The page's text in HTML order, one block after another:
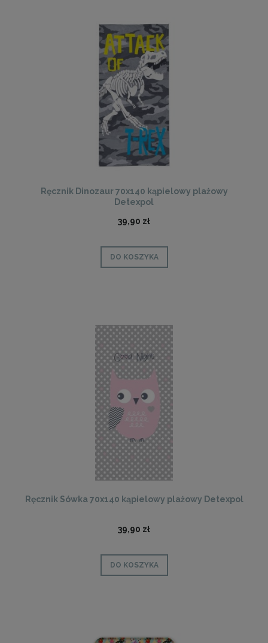
Ręcznik Dinozaur 70x140 kąpielowy plażowy
Detexpol
39,90 zł
DO KOSZYKA
Ręcznik Sówka 70x140 kąpielowy plażowy Detexpol
39,90 zł
DO KOSZYKA